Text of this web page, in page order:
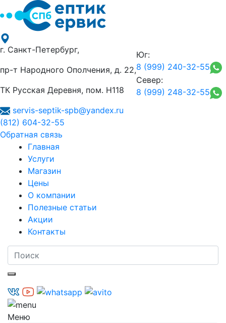
г. Санкт-Петербург,
пр-т Народного Ополчения, д. 22,
ТК Русская Деревня, пом. Н118
servis-septik-spb@yandex.ru
Юг:
8 (999) 240-32-55
Север:
8 (999) 248-32-55
(812) 604-32-55
Обратная связь
Главная
Услуги
Магазин
Цены
О компании
Полезные статьи
Акции
Контакты
Меню